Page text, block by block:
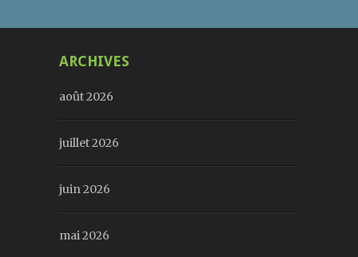
ARCHIVES
août 2026
juillet 2026
juin 2026
mai 2026